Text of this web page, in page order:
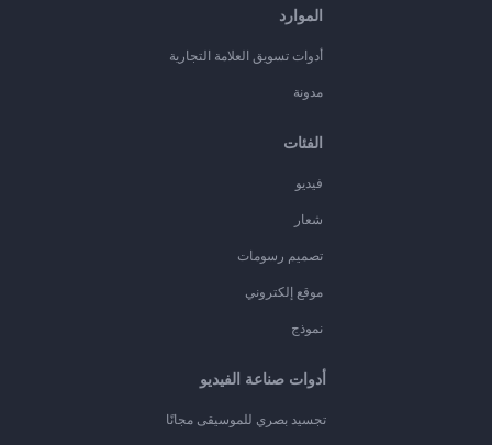
الموارد
أدوات تسويق العلامة التجارية
مدونة
الفئات
فيديو
شعار
تصميم رسومات
موقع إلكتروني
نموذج
أدوات صناعة الفيديو
تجسيد بصري للموسيقى مجانًا